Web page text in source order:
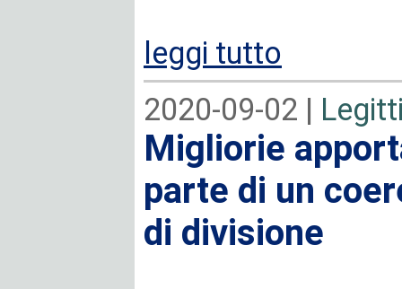
leggi tutto
2020-09-02 |
Migliorie
parte di un
di divisione